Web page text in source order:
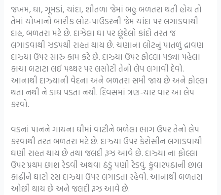
જખમ, ઘા, ગૂમડાં, ચાંદા, શીતળા જેમાં બહુ બળતરા થતી હોય તો
તેમાં ચોખાનો બારીક લોટ-પાઉડરની જેમ ચાંદા પર લગાડવાથી
દાહ, બળતરા મટે છે. દાઝેલા ઘા પર છૂંદેલો કાંદો તરત જ
લગાડવાથી ઝડપથી રાહત થાય છે. ચણાના લોટનું પાતળું દ્રાવણ
દાઝ્યા ઉપર સારું કામ કરે છે. દાઝ્યા ઉપર ફોલ્‍લા પડ્યા પહેલાં
કાચા બટાટા લઈ પથ્‍થર પર લસોટી તેનો લેપ લગાવી દેવો.
આનાથી દાઝ્યાની વેદના અને બળતરા સમી જાય છે અને ફોલ્‍લા
થતા નથી ને ડાઘ પડતા નથી. દિવસમાં ત્રણ-ચાર વાર આ લેપ
કરવો.
વડનાં પાનને ગાયના ઘીમાં વાટીને બળેલા ભાગ ઉપર તેનો લેપ
કરવાથી તરત બળતરા મટે છે. દાઝ્યા ઉપર કેરોસીન લગાડવાથી
ઘણી રાહત થાય છે તથા જલદી રૂઝ આવે છે. દાઝ્યા ના ફોલ્લા
ઉપર પ્રથમ છાશ રેડવી અથવા ઠંડું પણી રેડવું. કુંવારપઠાની છાલ
કાઢીને ઘાટો રસ દાઝ્યા ઉપર લગાડતા રહેવો. આનાથી બળતરા
ઓછી થાય છે અને જલદી રૂઝ આવે છે.